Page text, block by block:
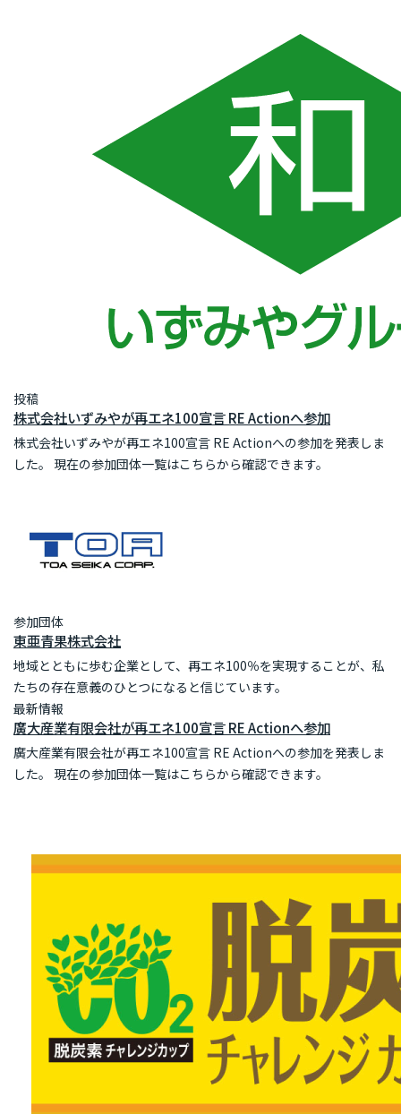
投稿
株式会社いずみやが再エネ100宣言 RE Actionへ参加
株式会社いずみやが再エネ100宣言 RE Actionへの参加を発表しま
した。 現在の参加団体一覧はこちらから確認できます。
参加団体
東亜青果株式会社
地域とともに歩む企業として、再エネ100％を実現することが、私
たちの存在意義のひとつになると信じています。
最新情報
廣大産業有限会社が再エネ100宣言 RE Actionへ参加
廣大産業有限会社が再エネ100宣言 RE Actionへの参加を発表しま
した。 現在の参加団体一覧はこちらから確認できます。